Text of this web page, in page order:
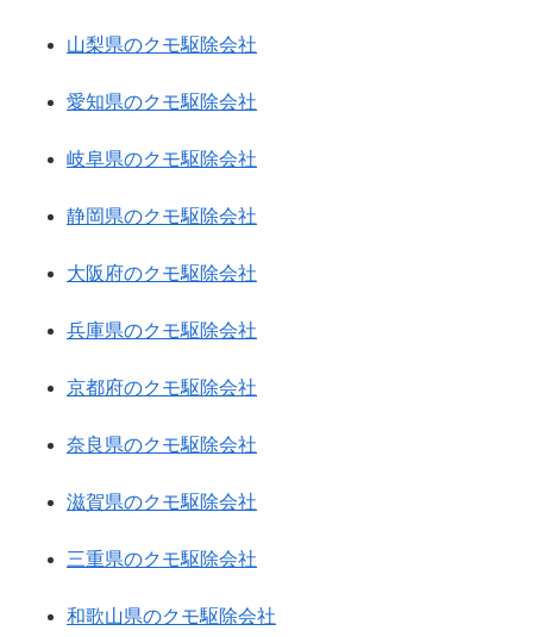
山梨県のクモ駆除会社
愛知県のクモ駆除会社
岐阜県のクモ駆除会社
静岡県のクモ駆除会社
大阪府のクモ駆除会社
兵庫県のクモ駆除会社
京都府のクモ駆除会社
奈良県のクモ駆除会社
滋賀県のクモ駆除会社
三重県のクモ駆除会社
和歌山県のクモ駆除会社